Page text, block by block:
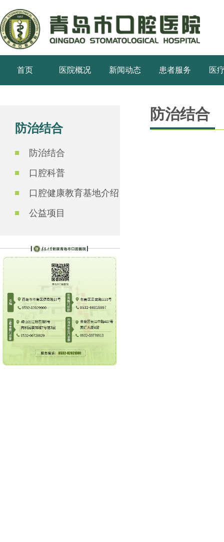
首页 医院概况 新闻动态 患者服务 医
防治结合
防治结合
口腔科普
口腔健康教育基地介绍
公益项目
防治结合